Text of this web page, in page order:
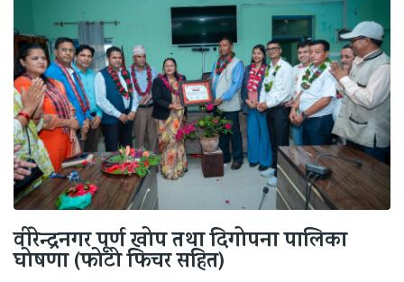
वीरेन्द्रनगर पूर्ण खोप तथा दिगोपना पालिका
घोषणा (फोटो फिचर सहित)